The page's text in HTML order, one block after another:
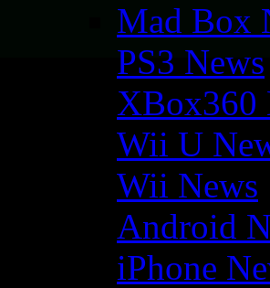
Mad Box
PS3 News
XBox360
Wii U
Wii News
Android
iPhone